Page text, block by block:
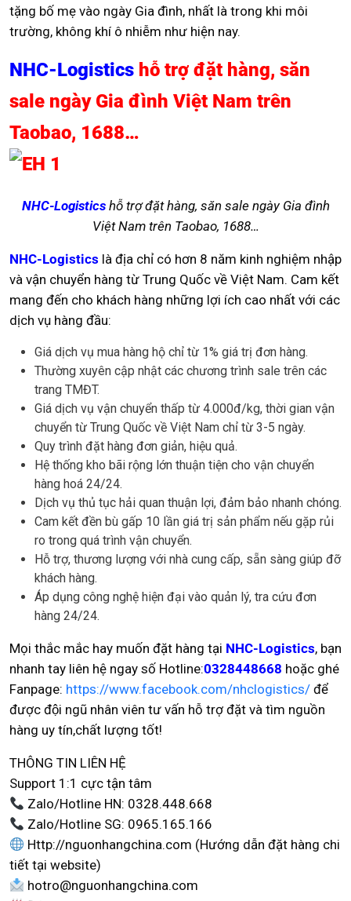
tặng bố mẹ vào ngày Gia đình, nhất là trong khi môi
trường, không khí ô nhiễm như hiện nay.
NHC-Logistics hỗ trợ đặt hàng, săn
sale ngày Gia đình Việt Nam trên
Taobao, 1688…
NHC-Logisticshỗ trợ đặt hàng, săn sale ngày Gia đình
Việt Nam trên Taobao, 1688…
NHC-Logistics là địa chỉ có hơn 8 năm kinh nghiệm nhập
và vận chuyển hàng từ Trung Quốc về Việt Nam. Cam kết
mang đến cho khách hàng những lợi ích cao nhất với các
dịch vụ hàng đầu:
Giá dịch vụ mua hàng hộ chỉ từ 1% giá trị đơn hàng.
Thường xuyên cập nhật các chương trình sale trên các
trang TMĐT.
Giá dịch vụ vận chuyển thấp từ 4.000đ/kg, thời gian vận
chuyển từ Trung Quốc về Việt Nam chỉ từ 3-5 ngày.
Quy trình đặt hàng đơn giản, hiệu quả.
Hệ thống kho bãi rộng lớn thuận tiện cho vận chuyển
hàng hoá 24/24.
Dịch vụ thủ tục hải quan thuận lợi, đảm bảo nhanh chóng.
Cam kết đền bù gấp 10 lần giá trị sản phẩm nếu gặp rủi
ro trong quá trình vận chuyển.
Hỗ trợ, thương lượng với nhà cung cấp, sẵn sàng giúp đỡ
khách hàng.
Áp dụng công nghệ hiện đại vào quản lý, tra cứu đơn
hàng 24/24.
Mọi thắc mắc hay muốn đặt hàng tại NHC-Logistics, bạn
nhanh tay liên hệ ngay số Hotline:0328448668 hoặc ghé
Fanpage: https://www.facebook.com/nhclogistics/ để
được đội ngũ nhân viên tư vấn hỗ trợ đặt và tìm nguồn
hàng uy tín,chất lượng tốt!
THÔNG TIN LIÊN HỆ
Support 1:1 cực tận tâm
Zalo/Hotline HN: 0328.448.668
Zalo/Hotline SG: 0965.165.166
Http://nguonhangchina.com (Hướng dẫn đặt hàng chi
tiết tại website)
hotro@nguonhangchina.com